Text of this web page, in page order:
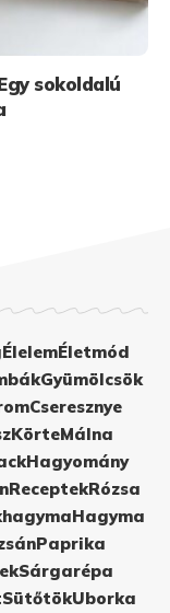
sokoldalú
ÉlelemÉletmód
Gyümölcsök
Cseresznye
KörteMálna
Hagyomány
ReceptekRózsa
Hagyma
Paprika
Sárgarépa
SütőtökUborka